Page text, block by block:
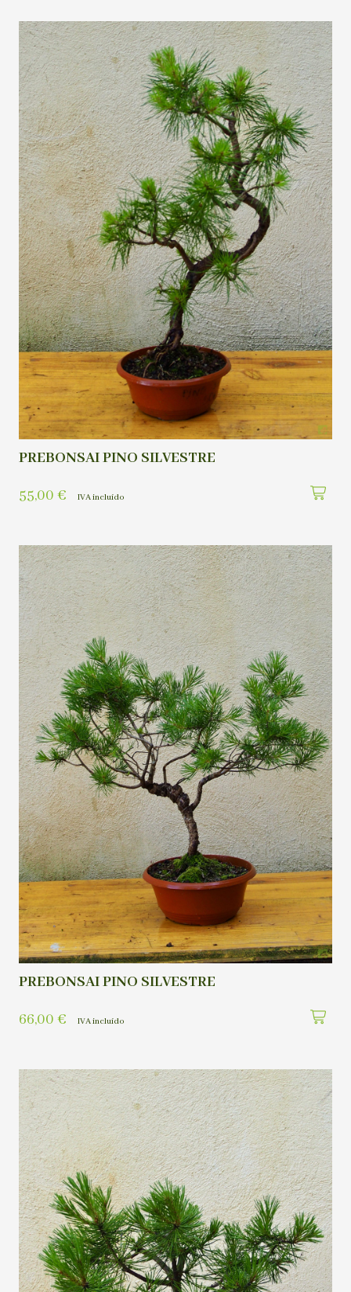
PREBONSAI PINO SILVESTRE
55,00 € IVA incluído
PREBONSAI PINO SILVESTRE
66,00 € IVA incluído